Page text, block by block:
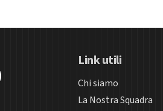
Link utili
Chi siamo
La Nostra Squadra